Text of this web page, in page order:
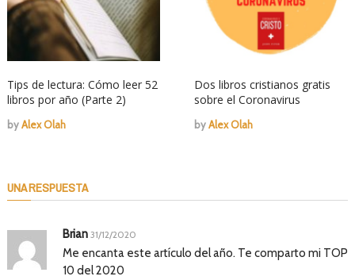
Tips de lectura: Cómo leer 52
libros por año (Parte 2)
byAlex Olah
Dos libros cristianos gratis
sobre el Coronavirus
byAlex Olah
UNA RESPUESTA
Brian 31/12/2020
Me encanta este artículo del año. Te comparto mi TOP
10 del 2020